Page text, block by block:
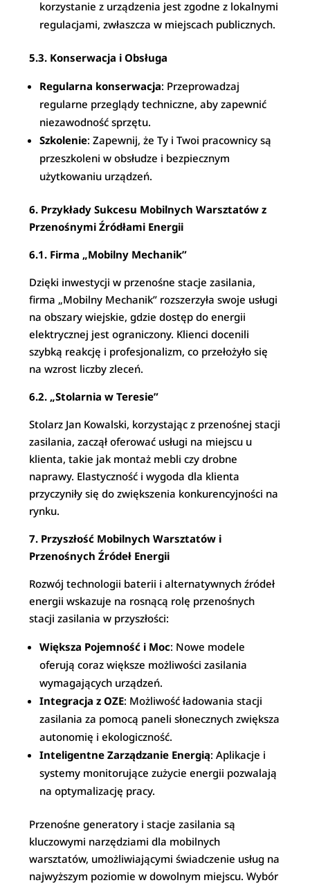
korzystanie z urządzenia jest zgodne z lokalnymi
regulacjami, zwłaszcza w miejscach publicznych.
5.3. Konserwacja i Obsługa
Regularna konserwacja: Przeprowadzaj
regularne przeglądy techniczne, aby zapewnić
niezawodność sprzętu.
Szkolenie: Zapewnij, że Ty i Twoi pracownicy są
przeszkoleni w obsłudze i bezpiecznym
użytkowaniu urządzeń.
6. Przykłady Sukcesu Mobilnych Warsztatów z
Przenośnymi Źródłami Energii
6.1. Firma „Mobilny Mechanik”
Dzięki inwestycji w przenośne stacje zasilania,
firma „Mobilny Mechanik” rozszerzyła swoje usługi
na obszary wiejskie, gdzie dostęp do energii
elektrycznej jest ograniczony. Klienci docenili
szybką reakcję i profesjonalizm, co przełożyło się
na wzrost liczby zleceń.
6.2. „Stolarnia w Teresie”
Stolarz Jan Kowalski, korzystając z przenośnej stacji
zasilania, zaczął oferować usługi na miejscu u
klienta, takie jak montaż mebli czy drobne
naprawy. Elastyczność i wygoda dla klienta
przyczyniły się do zwiększenia konkurencyjności na
rynku.
7. Przyszłość Mobilnych Warsztatów i
Przenośnych Źródeł Energii
Rozwój technologii baterii i alternatywnych źródeł
energii wskazuje na rosnącą rolę przenośnych
stacji zasilania w przyszłości:
Większa Pojemność i Moc: Nowe modele
oferują coraz większe możliwości zasilania
wymagających urządzeń.
Integracja z OZE: Możliwość ładowania stacji
zasilania za pomocą paneli słonecznych zwiększa
autonomię i ekologiczność.
Inteligentne Zarządzanie Energią: Aplikacje i
systemy monitorujące zużycie energii pozwalają
na optymalizację pracy.
Przenośne generatory i stacje zasilania są
kluczowymi narzędziami dla mobilnych
warsztatów, umożliwiającymi świadczenie usług na
najwyższym poziomie w dowolnym miejscu. Wybór